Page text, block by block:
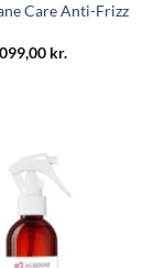
Care Anti-Frizz
kr.